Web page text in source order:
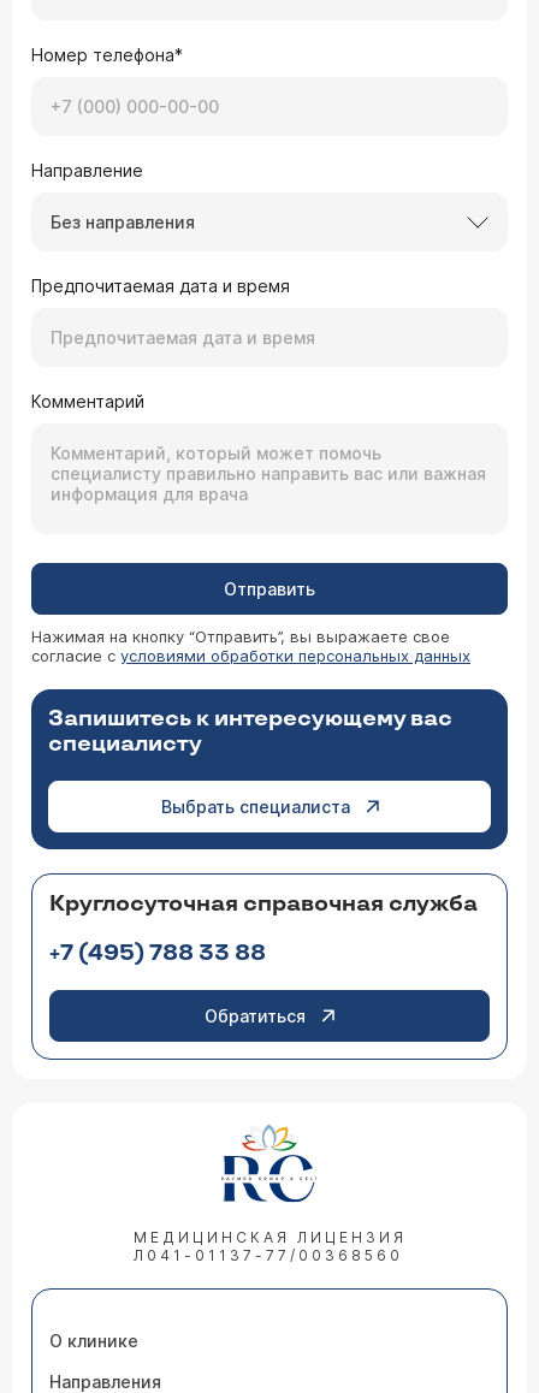
Номер телефона*
Направление
Без направления
Предпочитаемая дата и время
Комментарий
Отправить
Нажимая на кнопку “Отправить”, вы выражаете свое
согласие с условиями обработки персональных данных
Запишитесь к интересующему вас
специалисту
Выбрать специалиста
Круглосуточная справочная служба
+7 (495) 788 33 88
Обратиться
МЕДИЦИНСКАЯ ЛИЦЕНЗИЯ
Л041-01137-77/00368560
О клинике
Направления